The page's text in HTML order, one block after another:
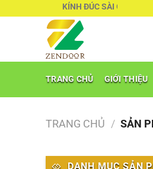
KÍNH ĐÚC SÀI GÒN
TRANG CHỦ GIỚI THIỆU
TRANG CHỦ / SẢN
DANH MỤC SẢN